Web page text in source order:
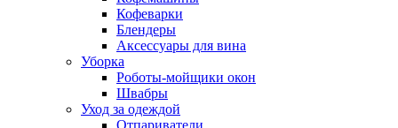
Кофеварки
Блендеры
Аксессуары для вина
Уборка
Роботы-мойщики окон
Швабры
Уход за одеждой